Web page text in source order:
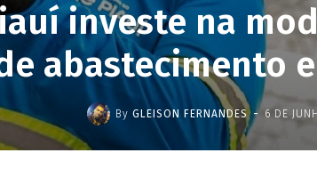
investe na
abastecimento
By GLEISON FERNANDES - 6 DE